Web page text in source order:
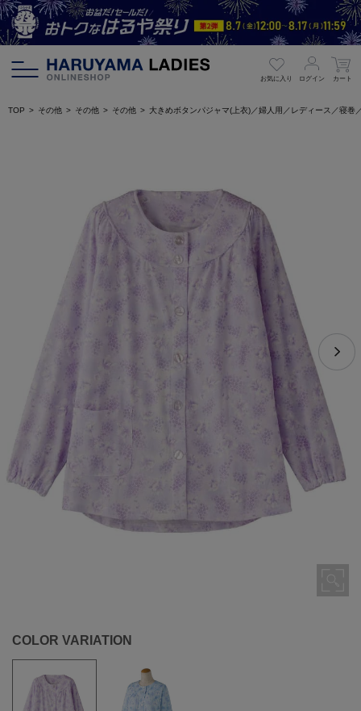
お気に入り ログイン カート
TOP その他 その他 その他 大きめボタンパジャマ(上衣)／婦人用／レディース／寝
COLOR VARIATION